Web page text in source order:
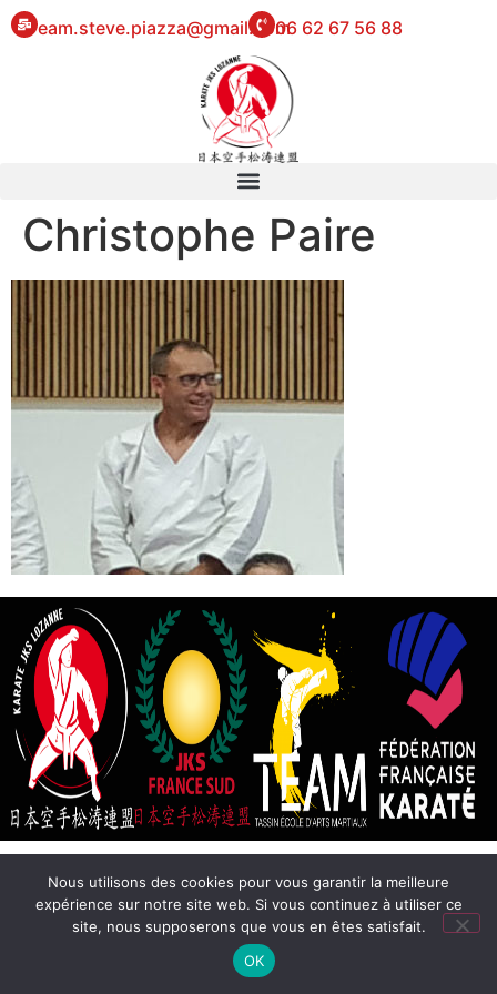
eam.steve.piazza@gmail.com06 62 67 56 88
Christophe Paire
Nous utilisons des cookies pour vous garantir la meilleure
expérience sur notre site web. Si vous continuez à utiliser ce
site, nous supposerons que vous en êtes satisfait.
OK